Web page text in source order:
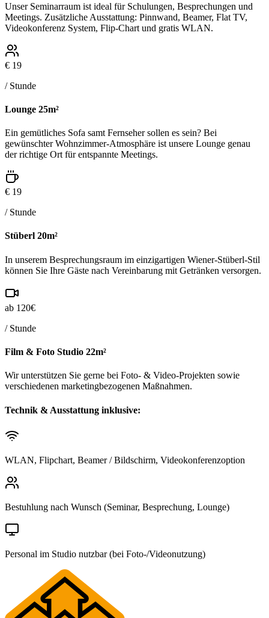
Unser Seminarraum ist ideal für Schulungen, Besprechungen und
Meetings. Zusätzliche Ausstattung: Pinnwand, Beamer, Flat TV,
Videokonferenz System, Flip-Chart und gratis WLAN.
€ 19
/ Stunde
Lounge 25m²
Ein gemütliches Sofa samt Fernseher sollen es sein? Bei
gewünschter Wohnzimmer-Atmosphäre ist unsere Lounge genau
der richtige Ort für entspannte Meetings.
€ 19
/ Stunde
Stüberl 20m²
In unserem Besprechungsraum im einzigartigen Wiener-Stüberl-Stil
können Sie Ihre Gäste nach Vereinbarung mit Getränken versorgen.
ab 120€
/ Stunde
Film & Foto Studio 22m²
Wir unterstützen Sie gerne bei Foto- & Video-Projekten sowie
verschiedenen marketingbezogenen Maßnahmen.
Technik & Ausstattung inklusive:
WLAN, Flipchart, Beamer / Bildschirm, Videokonferenzoption
Bestuhlung nach Wunsch (Seminar, Besprechung, Lounge)
Personal im Studio nutzbar (bei Foto-/Videonutzung)